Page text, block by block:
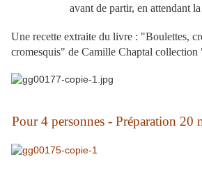
avant de partir, en attendant
Une recette extraite du livre : "Boulettes,
cromesquis" de Camille Chaptal collection
Pour 4 personnes - Préparation 20